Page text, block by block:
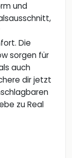
und
Die
sorgen für
auch
dir jetzt
zu Real